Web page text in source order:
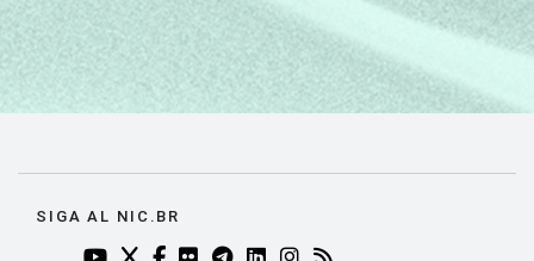
SIGA AL NIC.BR
YOUTUBE DO NIC.BR (ABRE EM NOVA ABA)
TWITTER DO NIC.BR (ABRE EM NOVA ABA)
FACEBOOK DO NIC.BR (ABRE EM NOVA
FLICKR DO NIC.BR (ABRE EM NOVA
TELEGRAM DO NIC.BR (ABRE EM
LINKEDIN DO NIC.BR (ABRE
INSTAGRAM DO NIC.BR
RSS DO NIC.BR (ABRE